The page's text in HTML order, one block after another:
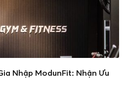
Nhập ModunFit: Nhận Ưu